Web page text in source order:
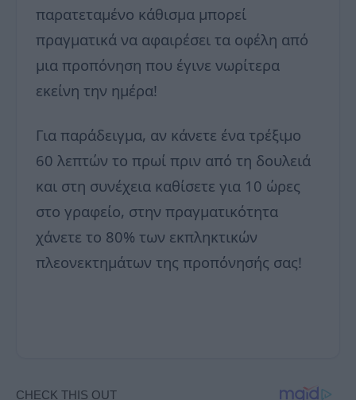
παρατεταμένο κάθισμα μπορεί
πραγματικά να αφαιρέσει τα οφέλη από
μια προπόνηση που έγινε νωρίτερα
εκείνη την ημέρα!
Για παράδειγμα, αν κάνετε ένα τρέξιμο
60 λεπτών το πρωί πριν από τη δουλειά
και στη συνέχεια καθίσετε για 10 ώρες
στο γραφείο, στην πραγματικότητα
χάνετε το 80% των εκπληκτικών
πλεονεκτημάτων της προπόνησής σας!